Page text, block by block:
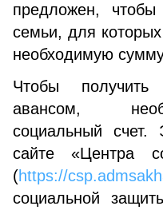
предложен, чтобы
семьи, для
необходимую
Чтобы
авансом,
социальный
сайте «Центра
(https://
социальной